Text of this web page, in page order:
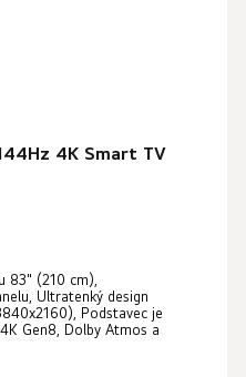
4K Smart TV
83" (210 cm),
Ultratenký design
Podstavec je
Gen8, Dolby Atmos a